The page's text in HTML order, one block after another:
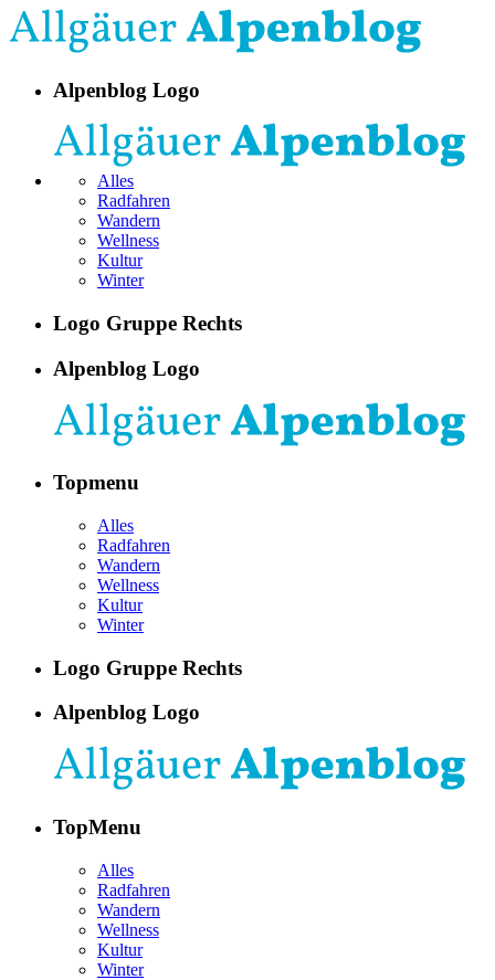
Alpenblog Logo
Alles
Radfahren
Wandern
Wellness
Kultur
Winter
Logo Gruppe Rechts
Alpenblog Logo
Topmenu
Alles
Radfahren
Wandern
Wellness
Kultur
Winter
Logo Gruppe Rechts
Alpenblog Logo
TopMenu
Alles
Radfahren
Wandern
Wellness
Kultur
Winter